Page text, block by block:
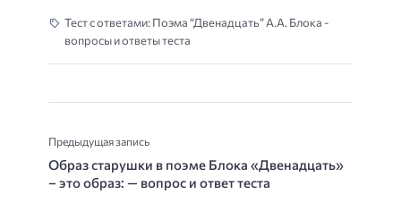
Тест с ответами: Поэма “Двенадцать” А.А. Блока -
вопросы и ответы теста
Предыдущая запись
Образ старушки в поэме Блока «Двенадцать»
– это образ: — вопрос и ответ теста